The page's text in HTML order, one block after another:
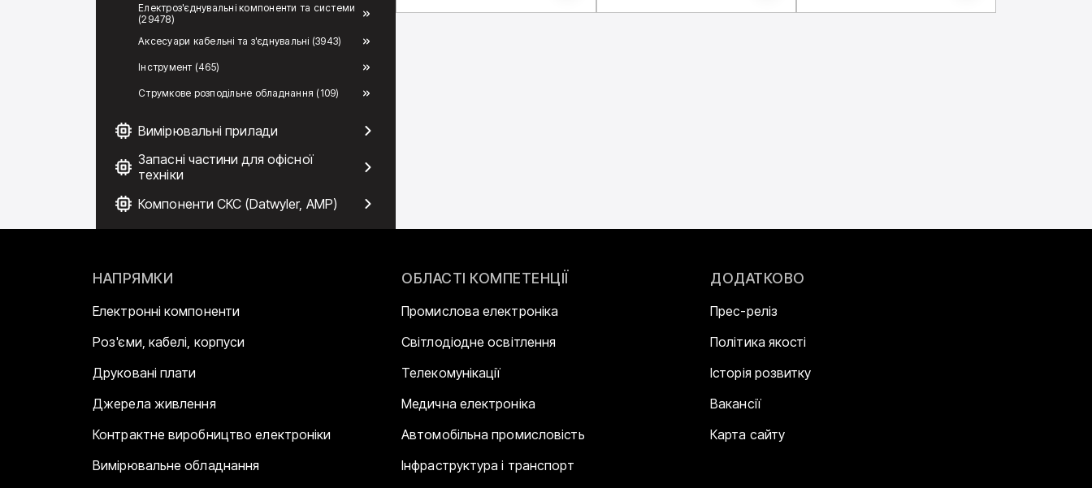
Електроз'єднувальні компоненти та системи
(29478)
Аксесуари кабельні та з'єднувальні (3943)
Інструмент (465)
Струмкове розподільне обладнання (109)
Вимірювальні прилади
Запасні частини для офісної
техніки
Компоненти СКС (Datwyler, AMP)
НАПРЯМКИ
Електронні компоненти
Роз'єми, кабелі, корпуси
Друковані плати
Джерела живлення
Контрактне виробництво електроніки
Вимірювальне обладнання
ОБЛАСТІ КОМПЕТЕНЦІЇ
Промислова електроніка
Світлодіодне освітлення
Телекомунікації
Медична електроніка
Автомобільна промисловість
Інфраструктура і транспорт
ДОДАТКОВО
Прес-реліз
Політика якості
Історія розвитку
Вакансії
Карта сайту